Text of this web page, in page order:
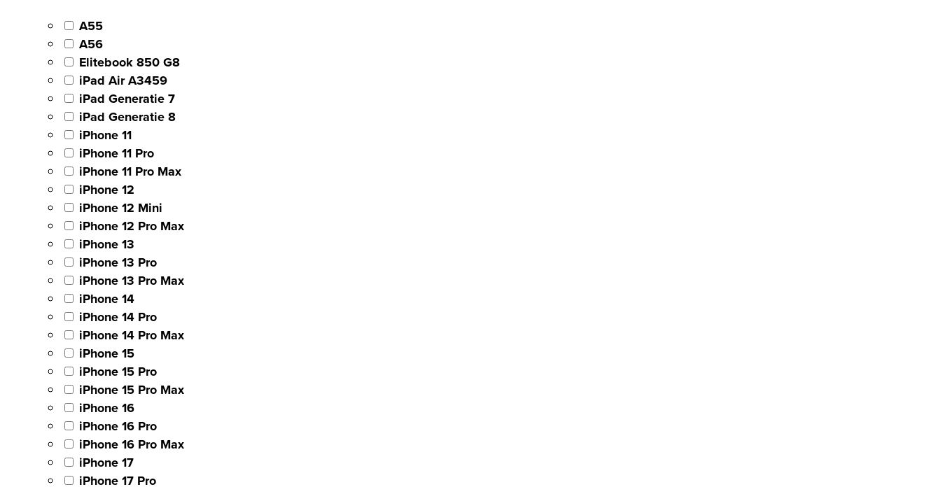
A55
A56
Elitebook 850 G8
iPad Air A3459
iPad Generatie 7
iPad Generatie 8
iPhone 11
iPhone 11 Pro
iPhone 11 Pro Max
iPhone 12
iPhone 12 Mini
iPhone 12 Pro Max
iPhone 13
iPhone 13 Pro
iPhone 13 Pro Max
iPhone 14
iPhone 14 Pro
iPhone 14 Pro Max
iPhone 15
iPhone 15 Pro
iPhone 15 Pro Max
iPhone 16
iPhone 16 Pro
iPhone 16 Pro Max
iPhone 17
iPhone 17 Pro